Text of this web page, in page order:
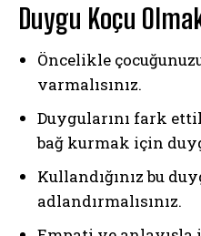
Gizlilik politikasını
Duygu Koçu
Öncelikle
varmalısınız.
Duygularını fark
bağ kurmak için
Kullandığınız bu
adlandırmalısınız.